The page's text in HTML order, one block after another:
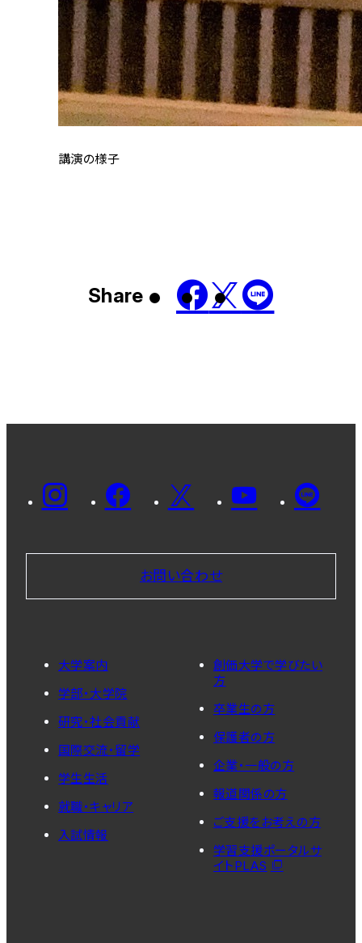
講演の様子
Share
お問い合わせ
大学案内
学部・大学院
研究・社会貢献
国際交流・留学
学生生活
就職・キャリア
入試情報
創価大学で学びたい
方
卒業生の方
保護者の方
企業・一般の方
報道関係の方
ご支援をお考えの方
学習支援ポータルサ
イトPLAS